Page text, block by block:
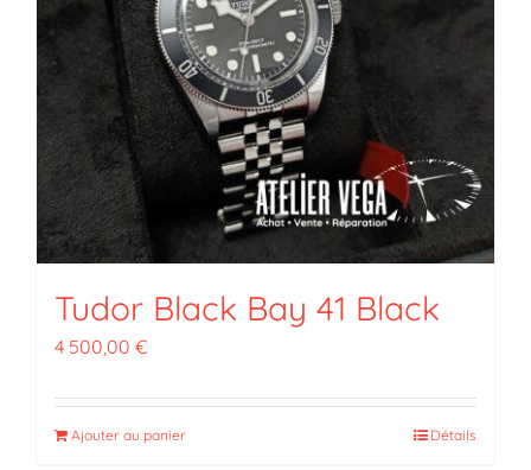
Tudor Black Bay 41 Black
4 500,00 €
Ajouter au panier Détails